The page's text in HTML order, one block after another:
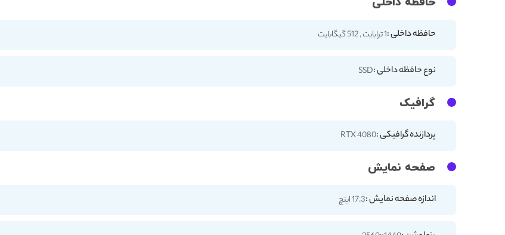
حافظه داخلی :1 ترابایت , 512 گیگابایت
نوع حافظه داخلی :SSD
گرافیک
پردازنده گرافیکی :RTX 4080
صفحه نمایش
اندازه صفحه نمایش :17.3 اینچ